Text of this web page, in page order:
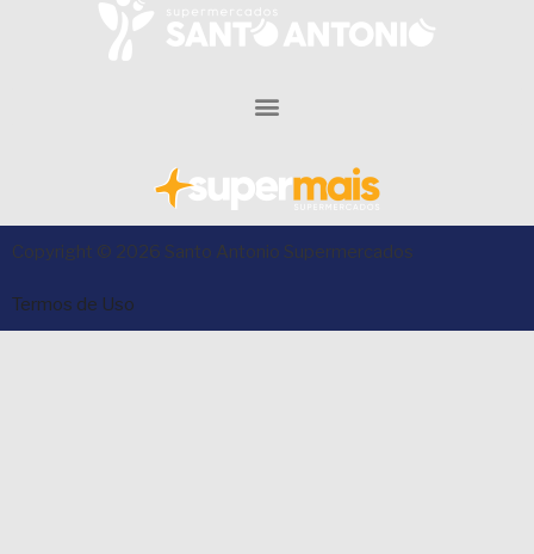
Copyright © 2026 Santo Antonio Supermercados
Termos de Uso